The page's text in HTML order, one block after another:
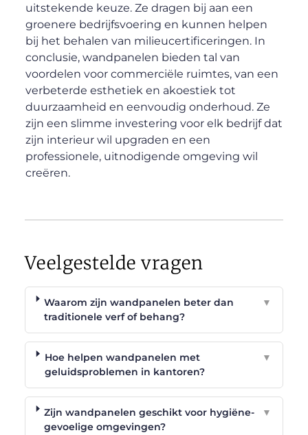
uitstekende keuze. Ze dragen bij aan een
groenere bedrijfsvoering en kunnen helpen
bij het behalen van milieucertificeringen. In
conclusie, wandpanelen bieden tal van
voordelen voor commerciële ruimtes, van een
verbeterde esthetiek en akoestiek tot
duurzaamheid en eenvoudig onderhoud. Ze
zijn een slimme investering voor elk bedrijf dat
zijn interieur wil upgraden en een
professionele, uitnodigende omgeving wil
creëren.
Veelgestelde vragen
Waarom zijn wandpanelen beter dan
traditionele verf of behang?
▼
Hoe helpen wandpanelen met
geluidsproblemen in kantoren?
▼
Zijn wandpanelen geschikt voor hygiëne-
gevoelige omgevingen?
▼